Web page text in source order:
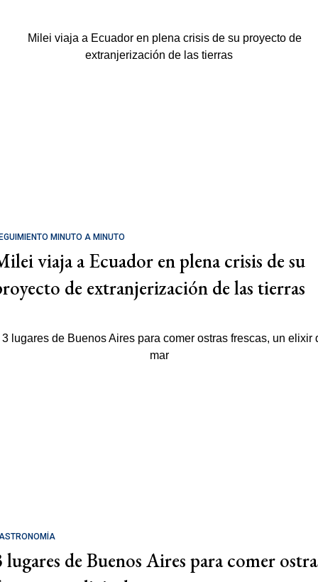
MINUTO A MINUTO
viaja a Ecuador en plena crisis de su
de extranjerización de las tierras
lugares de Buenos Aires para comer